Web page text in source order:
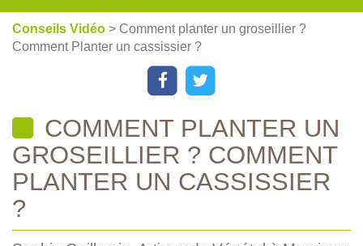
Conseils Vidéo > Comment planter un groseillier ?
Comment Planter un cassissier ?
COMMENT PLANTER UN
GROSEILLIER ? COMMENT
PLANTER UN CASSISSIER
?